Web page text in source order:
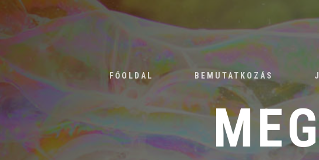
FŐOLDAL BEMUTATKOZÁS